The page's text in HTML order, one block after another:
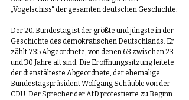
„Vogelschiss“ der gesamten deutschen Geschichte.
Der 20. Bundestag ist der größte und jüngste in der
Geschichte des demokratischen Deutschlands. Er
zählt 735 Abgeordnete, von denen 63 zwischen 23
und 30 Jahre alt sind. Die Eröffnungssitzung leitete
der dienstälteste Abgeordnete, der ehemalige
Bundestagspräsident Wolfgang Schäuble von der
CDU. Der Sprecher der AfD protestierte zu Beginn